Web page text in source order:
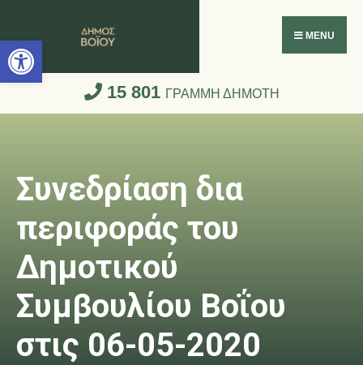
Ανοίξτε τη γραμμή εργαλείων
MENU
15 801 ΓΡΑΜΜΗ ΔΗΜΟΤΗ
Συνεδρίαση δια
περιφοράς του
Δημοτικού
Συμβουλίου Βοΐου
στις 06-05-2020